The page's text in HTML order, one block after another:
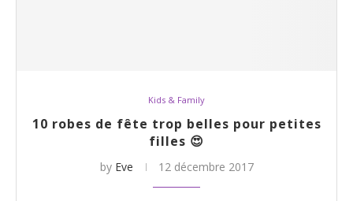
Kids & Family
10 robes de fête trop belles pour petites
filles 😍
by Eve 12 décembre 2017